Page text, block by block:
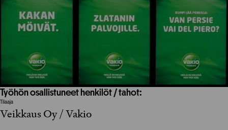
Työhön osallistuneet henkilöt / tahot:
Tilaaja
Veikkaus Oy / Vakio